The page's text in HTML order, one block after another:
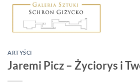
Skip
content
ARTYŚCI
Jaremi Picz – Życiorys i